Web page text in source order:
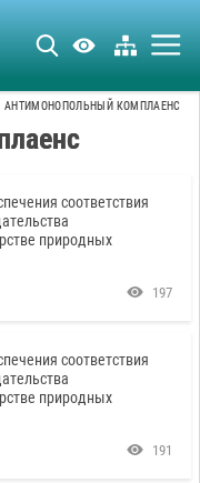
АНТИМОНОПОЛЬНЫЙ КОМПЛАЕНС
соответствия
природных
197
соответствия
природных
191